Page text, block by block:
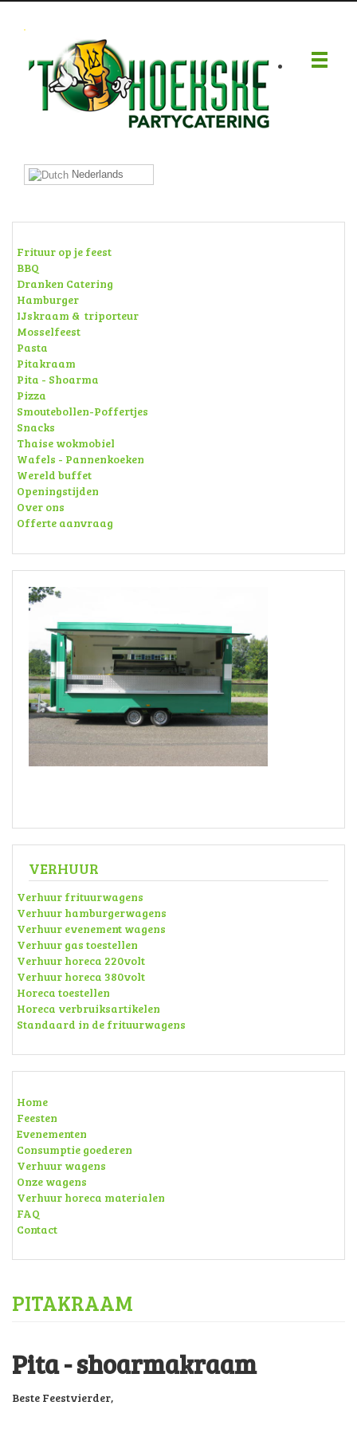
.
Nederlands
Frituur op je feest
BBQ
Dranken Catering
Hamburger
IJskraam & triporteur
Mosselfeest
Pasta
Pitakraam
Pita - Shoarma
Pizza
Smoutebollen-Poffertjes
Snacks
Thaise wokmobiel
Wafels - Pannenkoeken
Wereld buffet
Openingstijden
Over ons
Offerte aanvraag
VERHUUR
Verhuur frituurwagens
Verhuur hamburgerwagens
Verhuur evenement wagens
Verhuur gas toestellen
Verhuur horeca 220volt
Verhuur horeca 380volt
Horeca toestellen
Horeca verbruiksartikelen
Standaard in de frituurwagens
Home
Feesten
Evenementen
Consumptie goederen
Verhuur wagens
Onze wagens
Verhuur horeca materialen
FAQ
Contact
PITAKRAAM
Pita - shoarmakraam
Beste Feestvierder,